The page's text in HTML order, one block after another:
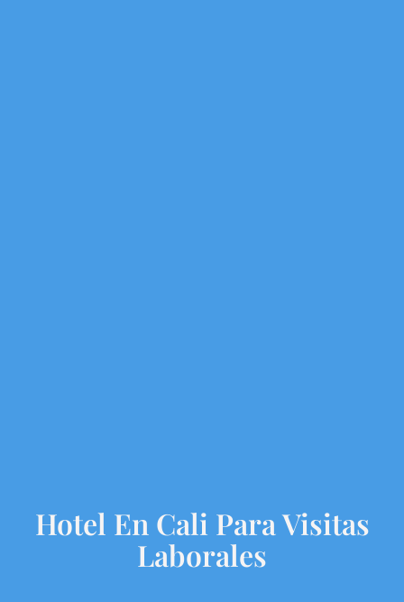
Hotel En Cali Para Visitas
Laborales